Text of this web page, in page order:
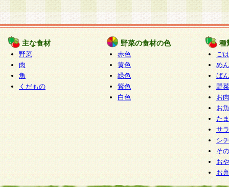
主な食材
野菜
肉
魚
くだもの
野菜の食材の色
赤色
黄色
緑色
紫色
白色
種
ご
めん
ぱん
野
お
お
た
サ
シ
そ
お
お